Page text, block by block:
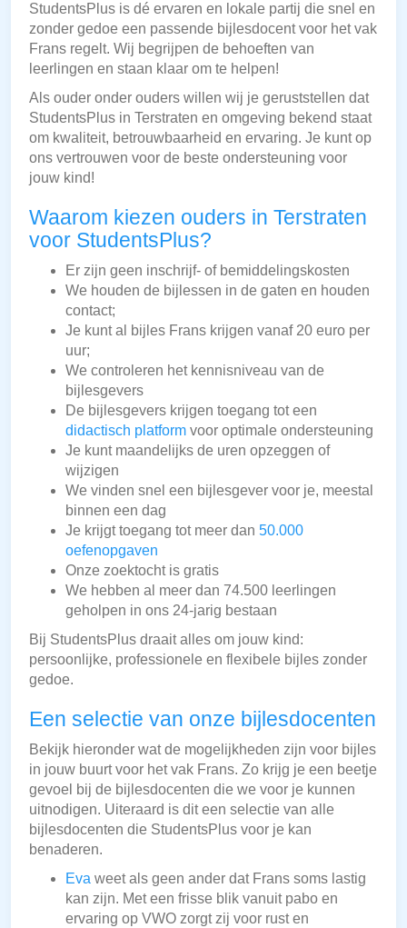
StudentsPlus is dé ervaren en lokale partij die snel en
zonder gedoe een passende bijlesdocent voor het vak
Frans regelt. Wij begrijpen de behoeften van
leerlingen en staan klaar om te helpen!
Als ouder onder ouders willen wij je geruststellen dat
StudentsPlus in Terstraten en omgeving bekend staat
om kwaliteit, betrouwbaarheid en ervaring. Je kunt op
ons vertrouwen voor de beste ondersteuning voor
jouw kind!
Waarom kiezen ouders in Terstraten
voor StudentsPlus?
Er zijn geen inschrijf- of bemiddelingskosten
We houden de bijlessen in de gaten en houden
contact;
Je kunt al bijles Frans krijgen vanaf 20 euro per
uur;
We controleren het kennisniveau van de
bijlesgevers
De bijlesgevers krijgen toegang tot een
didactisch platform voor optimale ondersteuning
Je kunt maandelijks de uren opzeggen of
wijzigen
We vinden snel een bijlesgever voor je, meestal
binnen een dag
Je krijgt toegang tot meer dan 50.000
oefenopgaven
Onze zoektocht is gratis
We hebben al meer dan 74.500 leerlingen
geholpen in ons 24-jarig bestaan
Bij StudentsPlus draait alles om jouw kind:
persoonlijke, professionele en flexibele bijles zonder
gedoe.
Een selectie van onze bijlesdocenten
Bekijk hieronder wat de mogelijkheden zijn voor bijles
in jouw buurt voor het vak Frans. Zo krijg je een beetje
gevoel bij de bijlesdocenten die we voor je kunnen
uitnodigen. Uiteraard is dit een selectie van alle
bijlesdocenten die StudentsPlus voor je kan
benaderen.
Eva weet als geen ander dat Frans soms lastig
kan zijn. Met een frisse blik vanuit pabo en
ervaring op VWO zorgt zij voor rust en